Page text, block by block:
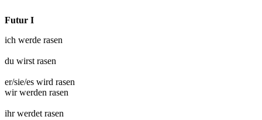
Futur I
ich werde rasen
du wirst rasen
er/sie/es wird rasen
wir werden rasen
ihr werdet rasen